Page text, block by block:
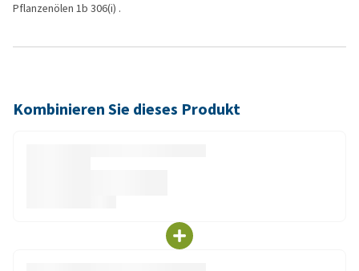
Pflanzenölen 1b 306(i) .
Kombinieren Sie dieses Produkt